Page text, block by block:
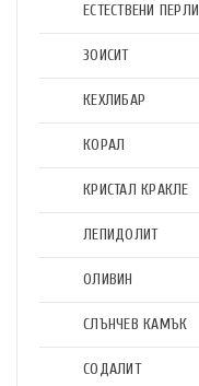
ЕСТЕСТВЕНИ ПЕРЛИ
ЗОИСИТ
КЕХЛИБАР
КОРАЛ
КРИСТАЛ КРАКЛЕ
ЛЕПИДОЛИТ
ОЛИВИН
СЛЪНЧЕВ КАМЪК
СОДАЛИТ